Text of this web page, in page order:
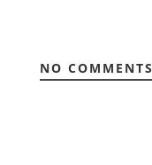
NO COMMENTS